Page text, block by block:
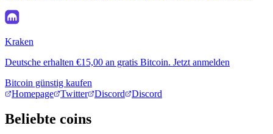
Kraken
Deutsche erhalten €15,00 an gratis Bitcoin. Jetzt anmelden
Bitcoin günstig kaufen
Homepage
Twitter Discord Discord
Beliebte coins